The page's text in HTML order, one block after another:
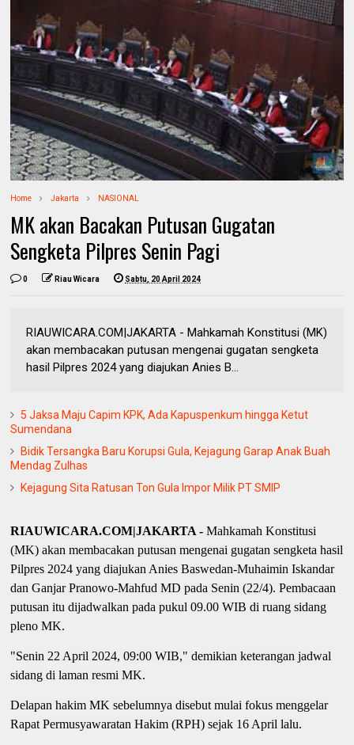
Home Jakarta NASIONAL
MK akan Bacakan Putusan Gugatan
Sengketa Pilpres Senin Pagi
0 Riau Wicara Sabtu, 20 April 2024
RIAUWICARA.COM|JAKARTA - Mahkamah Konstitusi (MK)
akan membacakan putusan mengenai gugatan sengketa
hasil Pilpres 2024 yang diajukan Anies B...
5 Jaksa Maju Capim KPK, Ada Kapuspenkum hingga Ketut
Sumendana
Bidik Tersangka Baru Korupsi Gula, Kejagung Garap Anak Buah
Mendag Zulhas
Kejagung Sita Ratusan Ton Gula Impor Milik PT SMIP
RIAUWICARA.COM|JAKARTA -Mahkamah Konstitusi
(MK) akan membacakan putusan mengenai gugatan sengketa hasil
Pilpres 2024 yang diajukan Anies Baswedan-Muhaimin Iskandar
dan Ganjar Pranowo-Mahfud MD pada Senin (22/4). Pembacaan
putusan itu dijadwalkan pada pukul 09.00 WIB di ruang sidang
pleno MK.
"Senin 22 April 2024, 09:00 WIB," demikian keterangan jadwal
sidang di laman resmi MK.
Delapan hakim MK sebelumnya disebut mulai fokus menggelar
Rapat Permusyawaratan Hakim (RPH) sejak 16 April lalu.